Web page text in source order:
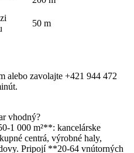
50 m
alebo zavolajte +421 944 472
vhodný?
1 000 m²**: kancelárske
centrá, výrobné haly,
Pripojí **20-64 vnútorných